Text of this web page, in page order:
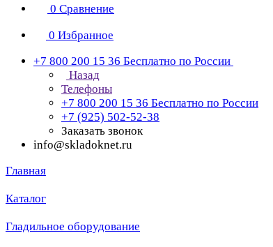
0 Сравнение
0 Избранное
+7 800 200 15 36 Бесплатно по России
Назад
Телефоны
+7 800 200 15 36 Бесплатно по России
+7 (925) 502-52-38
Заказать звонок
info@skladoknet.ru
Главная
Каталог
Гладильное оборудование